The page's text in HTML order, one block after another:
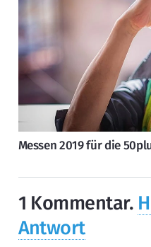
Messen 2019 für die
1 Kommentar.
Antwort